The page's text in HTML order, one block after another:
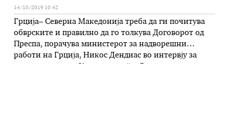
14/10/2019 10:42
Грција– Северна Македонија треба да ги почитува
обврските и правилно да го толкува Договорот од
Преспа, порачува министерот за надворешни
работи на Грција, Никос Дендиас во интервју за